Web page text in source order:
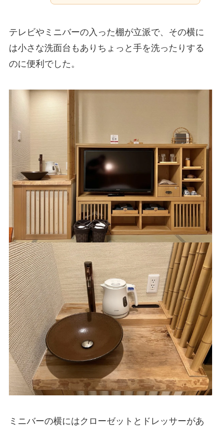
テレビやミニバーの入った棚が立派で、その横に
は小さな洗面台もありちょっと手を洗ったりする
のに便利でした。
ミニバーの横にはクローゼットとドレッサーがあ